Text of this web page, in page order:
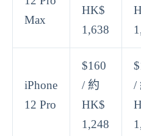
Max
HK$
1,638
iPhone
12 Pro
$160
/ 約
HK$
1,248
/